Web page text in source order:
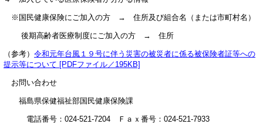
※国民健康保険にご加入の方 → 住所及び組合名（または市町村名）
後期高齢者医療制度にご加入の方 → 住所
（参考） 令和元年台風１９号に伴う災害の被災者に係る被保険者証等への
提示等について [PDFファイル／195KB]
お問い合わせ
福島県保健福祉部国民健康保険課
電話番号：024-521-7204 Ｆａｘ番号：024-521-7933